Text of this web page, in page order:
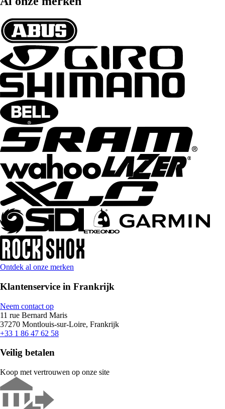
Ontdek al onze merken
Klantenservice in Frankrijk
Neem contact op
11 rue Bernard Maris
37270 Montlouis-sur-Loire, Frankrijk
+33 1 86 47 62 58
Veilig betalen
Koop met vertrouwen op onze site